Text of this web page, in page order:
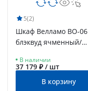
5(2)
Шкаф Велламо ВО-06
блэквуд ячменный/
В наличии
37 179 ₽ / шт
В корзину